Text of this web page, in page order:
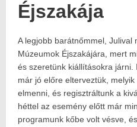
Éjszakája
Posted
on:
2019.06.29. 2024.08.14.
Havasokka
A legjobb barátnőmmel, Julival
Múzeumok Éjszakájára, mert
és szeretünk kiállításokra járni.
már jó előre elterveztük,
elmenni, és regisztráltunk a
héttel az esemény előtt már
programunk kőbe volt vésve,